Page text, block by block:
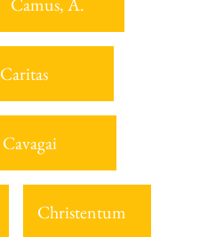
Caritas
Cavagai
Christentum